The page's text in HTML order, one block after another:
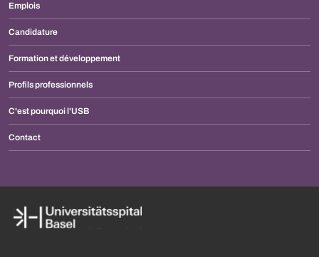
Emplois
Candidature
Formation et développement
Profils professionnels
C'est pourquoi l'USB
Contact